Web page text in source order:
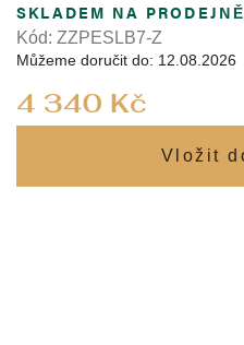
4 340 Kč
SKLADEM NA PRODEJNĚ
Můžeme doručit do: 12.08.2026
Kód: ZZPESLB7-Z